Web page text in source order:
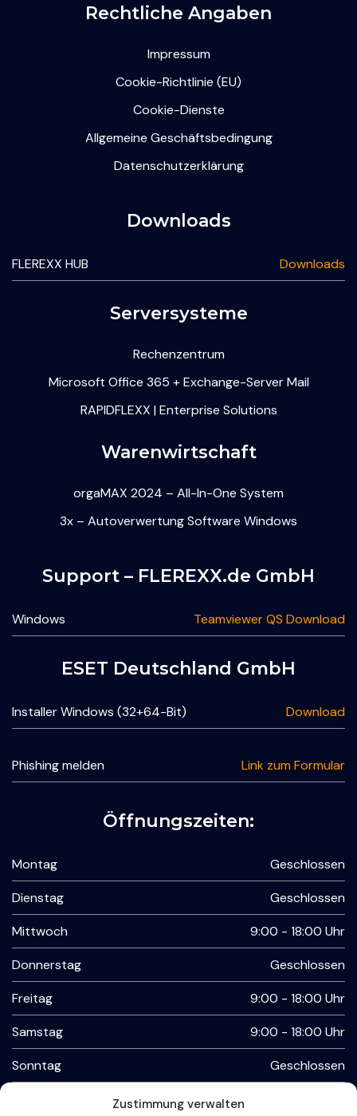
Zustimmung verwalten
Rechtliche Angaben
Impressum
Cookie-Richtlinie (EU)
Cookie-Dienste
Allgemeine Geschäftsbedingung
Datenschutzerklärung
Downloads
FLEREXX HUB Downloads
Serversysteme
Rechenzentrum
Microsoft Office 365 + Exchange-Server Mail
RAPIDFLEXX | Enterprise Solutions
Warenwirtschaft
orgaMAX 2024 – All-In-One System
3x – Autoverwertung Software Windows
Support – FLEREXX.de GmbH
Windows Teamviewer QS Download
ESET Deutschland GmbH
Installer Windows (32+64-Bit) Download
Phishing melden Link zum Formular
Öffnungszeiten:
Montag
Geschlossen
Dienstag
Geschlossen
Mittwoch
9:00 - 18:00 Uhr
Donnerstag
Geschlossen
Freitag
9:00 - 18:00 Uhr
Samstag
9:00 - 18:00 Uhr
Sonntag
Geschlossen